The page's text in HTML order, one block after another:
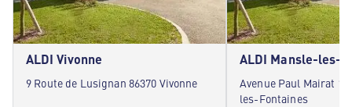
ALDI Vivonne
9 Route de Lusignan 86370 Vivonne
ALDI Mansle-les-
Avenue Paul Mairat
les-Fontaines